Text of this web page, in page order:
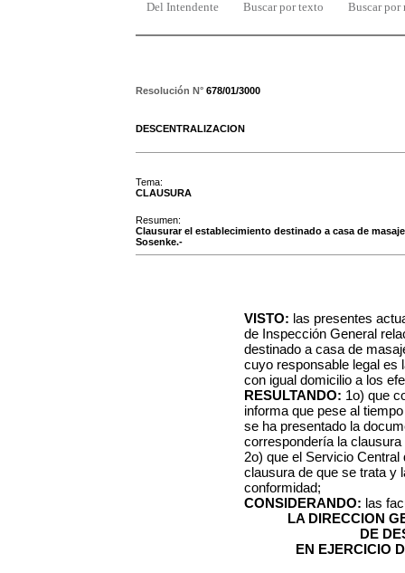
Del Intendente Buscar por texto Buscar por
Resolución N° 678/01/3000
DESCENTRALIZACION
Tema:
CLAUSURA
Resumen:
Clausurar el establecimiento destinado a casa de
Sosenke.-
VISTO: las presentes
de Inspección General
destinado a casa de
cuyo responsable legal es
con igual domicilio a los
RESULTANDO: 1o) que
informa que pese al
se ha presentado la
correspondería la
2o) que el Servicio
clausura de que se trata y
conformidad;
CONSIDERANDO: las
LA DIRECCION
DE
EN EJERCICIO